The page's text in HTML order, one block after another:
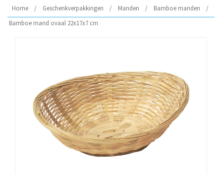
Home / Geschenkverpakkingen / Manden / Bamboe manden
/
Bamboe mand ovaal 22x17x7 cm